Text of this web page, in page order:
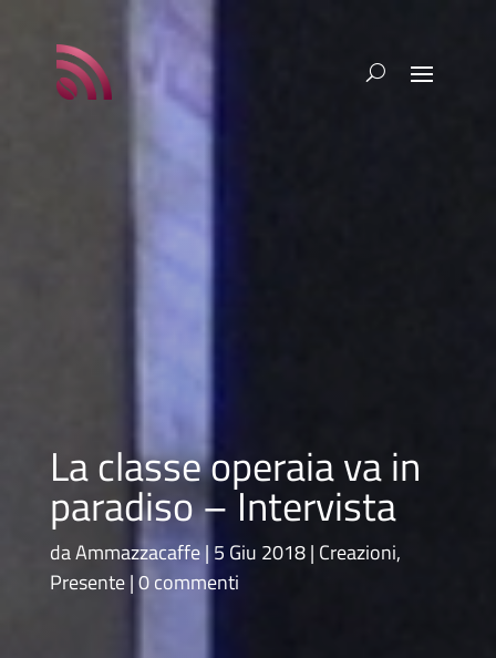
La classe operaia va in
paradiso – Intervista
daAmmazzacaffe 5 Giu 2018 Creazioni,
Presente 0 commenti